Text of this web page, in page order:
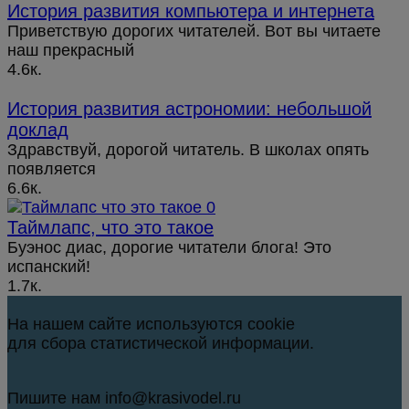
История развития компьютера и интернета
Приветствую дорогих читателей. Вот вы читаете
наш прекрасный
4.6к.
История развития астрономии: небольшой
доклад
Здравствуй, дорогой читатель. В школах опять
появляется
6.6к.
Таймлапс, что это такое
Буэнос диас, дорогие читатели блога! Это
испанский!
1.7к.
На нашем сайте используются cookie
для сбора статистической информации.
Пишите нам info@krasivodel.ru